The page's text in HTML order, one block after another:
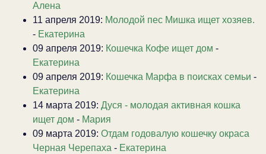
Алена
11 апреля 2019: Молодой пес Мишка ищет хозяев.
- Екатерина
09 апреля 2019: Кошечка Кофе ищет дом -
Екатерина
09 апреля 2019: Кошечка Марфа в поисках семьи -
Екатерина
14 марта 2019: Дуся - молодая активная кошка
ищет дом - Мария
09 марта 2019: Отдам годовалую кошечку окраса
Черная Черепаха - Екатерина